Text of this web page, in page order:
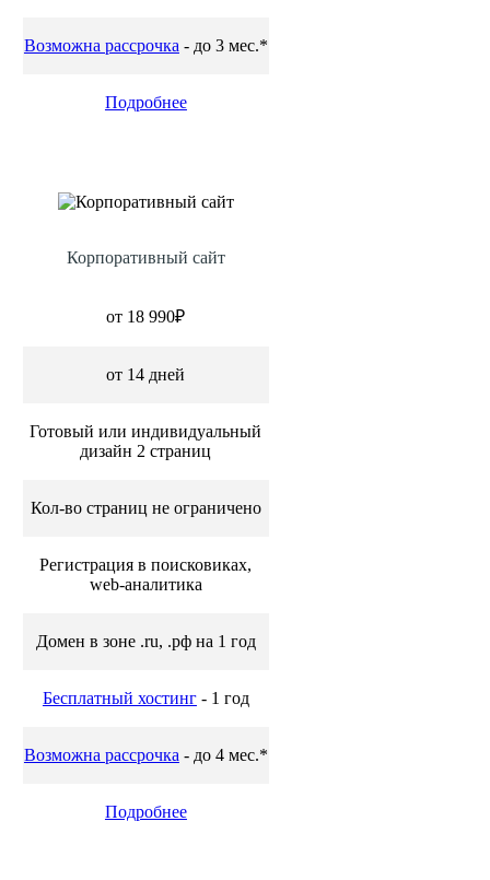
Возможна рассрочка - до 3 мес.*
Подробнее
Корпоративный сайт
от 18 990₽
от 14 дней
Готовый или индивидуальный
дизайн 2 страниц
Кол-во страниц не ограничено
Регистрация в поисковиках,
web-аналитика
Домен в зоне .ru, .рф на 1 год
Бесплатный хостинг- 1 год
Возможна рассрочка - до 4 мес.*
Подробнее